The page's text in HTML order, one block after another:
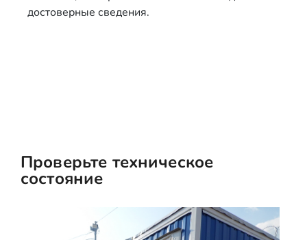
достоверные сведения.
Проверьте техническое
состояние